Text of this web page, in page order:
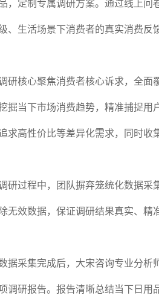
，定制专属调研方案。通过线上问
、生活场景下消费者的真实消费反
研核心聚焦消费者核心诉求，全面
掘当下市场消费趋势，精准捕捉用
求高性价比等差异化需求，同时收
研过程中，团队摒弃笼统化数据采
除无效数据，保证调研结果真实、精
据采集完成后，大宋咨询专业分析
调研报告。报告清晰总结当下日用